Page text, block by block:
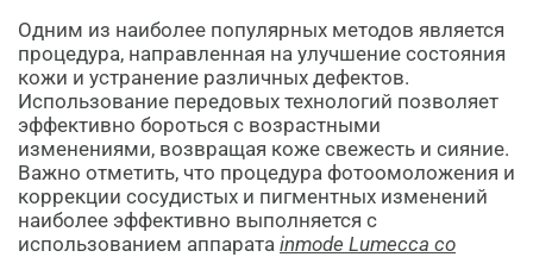
Одним из наиболее популярных методов является
процедура, направленная на улучшение состояния
кожи и устранение различных дефектов.
Использование передовых технологий позволяет
эффективно бороться с возрастными
изменениями, возвращая коже свежесть и сияние.
Важно отметить, что процедура фотоомоложения и
коррекции сосудистых и пигментных изменений
наиболее эффективно выполняется с
использованием аппарата inmode Lumecca со